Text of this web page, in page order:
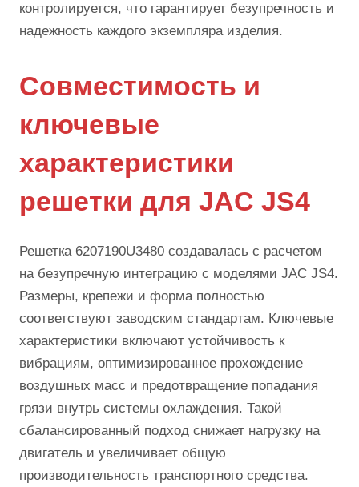
контролируется, что гарантирует безупречность и
надежность каждого экземпляра изделия.
Совместимость и
ключевые
характеристики
решетки для JAC JS4
Решетка 6207190U3480 создавалась с расчетом
на безупречную интеграцию с моделями JAC JS4.
Размеры, крепежи и форма полностью
соответствуют заводским стандартам. Ключевые
характеристики включают устойчивость к
вибрациям, оптимизированное прохождение
воздушных масс и предотвращение попадания
грязи внутрь системы охлаждения. Такой
сбалансированный подход снижает нагрузку на
двигатель и увеличивает общую
производительность транспортного средства.